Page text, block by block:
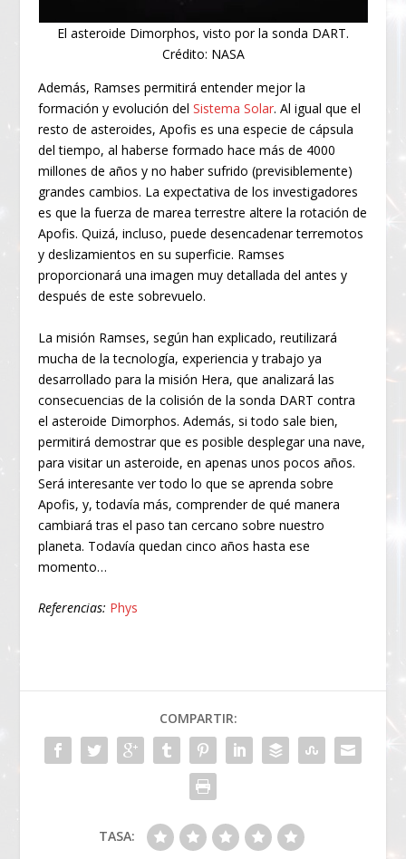
El asteroide Dimorphos, visto por la sonda DART.
Crédito: NASA
Además, Ramses permitirá entender mejor la
formación y evolución delSistema Solar. Al igual que el
resto de asteroides, Apofis es una especie de cápsula
del tiempo, al haberse formado hace más de 4000
millones de años y no haber sufrido (previsiblemente)
grandes cambios. La expectativa de los investigadores
es que la fuerza de marea terrestre altere la rotación de
Apofis. Quizá, incluso, puede desencadenar terremotos
y deslizamientos en su superficie. Ramses
proporcionará una imagen muy detallada del antes y
después de este sobrevuelo.
La misión Ramses, según han explicado, reutilizará
mucha de la tecnología, experiencia y trabajo ya
desarrollado para la misión Hera, que analizará las
consecuencias de la colisión de la sonda DART contra
el asteroide Dimorphos. Además, si todo sale bien,
permitirá demostrar que es posible desplegar una nave,
para visitar un asteroide, en apenas unos pocos años.
Será interesante ver todo lo que se aprenda sobre
Apofis, y, todavía más, comprender de qué manera
cambiará tras el paso tan cercano sobre nuestro
planeta. Todavía quedan cinco años hasta ese
momento…
Referencias: Phys
COMPARTIR:
TASA: